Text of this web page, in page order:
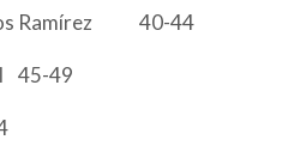
Ramírez 40-44
45-49